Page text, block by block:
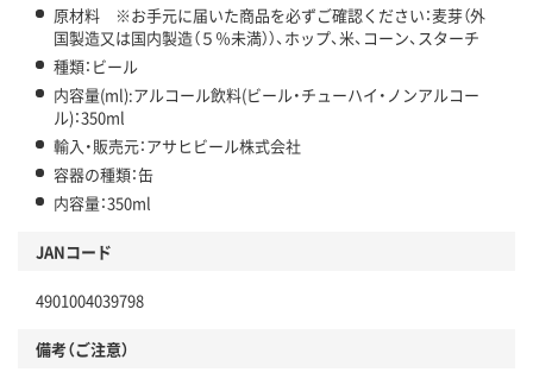
原材料 ※お手元に届いた商品を必ずご確認ください：麦芽（外
国製造又は国内製造（５％未満））、ホップ、米、コーン、スターチ
種類：ビール
内容量(ml):アルコール飲料(ビール・チューハイ・ノンアルコー
ル)：350ml
輸入・販売元：アサヒビール株式会社
容器の種類：缶
内容量：350ml
JANコード
4901004039798
備考（ご注意）